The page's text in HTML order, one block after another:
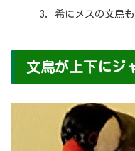
希にメスの文鳥
文鳥が上下にジ